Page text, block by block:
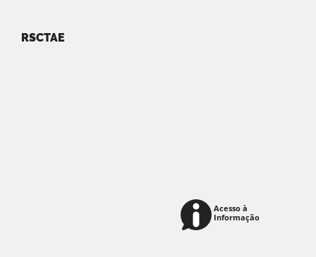
RSCTAE